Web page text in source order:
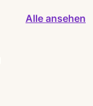
Alle ansehen